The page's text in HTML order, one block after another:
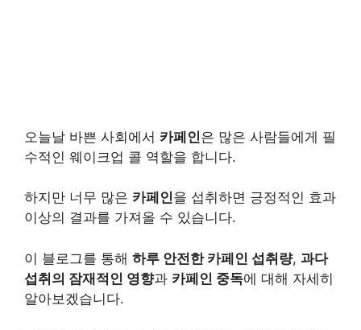
오늘날 바쁜 사회에서 카페인은 많은 사람들에게 필
수적인 웨이크업 콜 역할을 합니다.
하지만 너무 많은 카페인을 섭취하면 긍정적인 효과
이상의 결과를 가져올 수 있습니다.
이 블로그를 통해 하루 안전한 카페인 섭취량, 과다
섭취의 잠재적인 영향과 카페인 중독에 대해 자세히
알아보겠습니다.